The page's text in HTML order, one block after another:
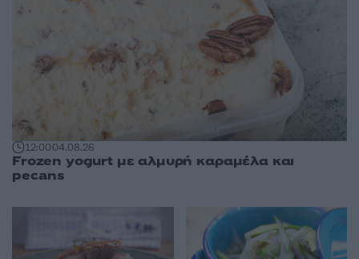
12:0004.08.26
Frozen yogurt με αλμυρή καραμέλα και
pecans